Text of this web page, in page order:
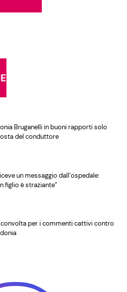
Bruganelli in buoni rapporti solo
del conduttore
un messaggio dall’ospedale:
figlio è straziante”
per i commenti cattivi contro